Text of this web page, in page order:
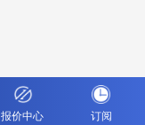
报价中心 订阅